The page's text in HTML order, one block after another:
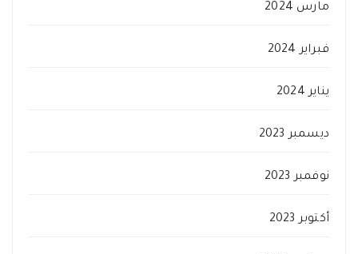
مارس 2024
فبراير 2024
يناير 2024
ديسمبر 2023
نوفمبر 2023
أكتوبر 2023